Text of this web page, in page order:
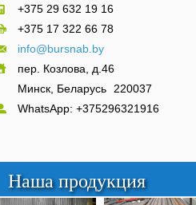
+375 29 632 19 16
+375 17 322 66 78
info@bursnab.by
пер. Козлова, д.46
Минск, Беларусь 220037
WhatsApp: +375296321916
Наша продукция